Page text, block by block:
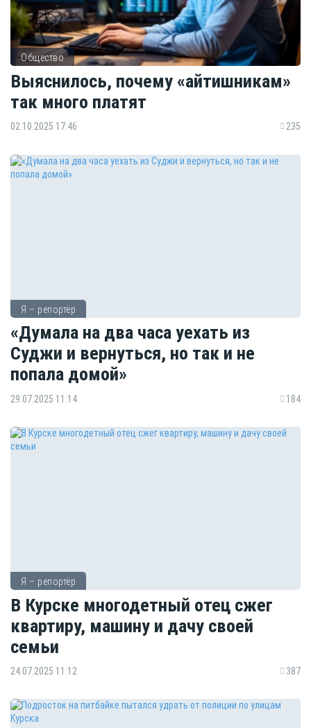
Общество
Выяснилось, почему «айтишникам»
так много платят
02.10.2025 17:46 235
Я – репортёр
«Думала на два часа уехать из
Суджи и вернуться, но так и не
попала домой»
29.07.2025 11:14 184
Я – репортёр
В Курске многодетный отец сжег
квартиру, машину и дачу своей
семьи
24.07.2025 11:12 387